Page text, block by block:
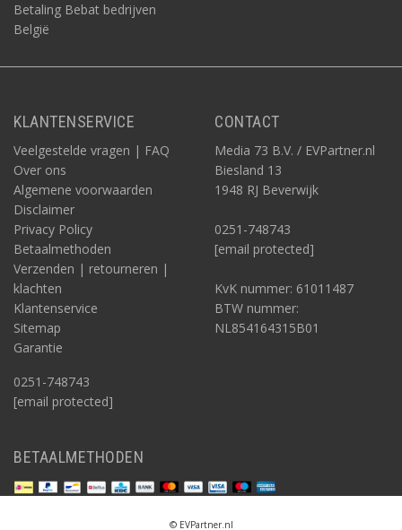
Betaling Bebat bedrijven
België
KLANTENSERVICE
Veelgestelde vragen | FAQ
Over ons
Algemene voorwaarden
Disclaimer
Privacy Policy
Betaalmethoden
Verzenden | retourneren |
klachten
Klantenservice
Sitemap
Garantie
0251-748743
[email protected]
CONTACT
Media 73 B.V. / EVPartner.nl
Biesland 13
1948 RJ Beverwijk
0251-748743
[email protected]
KvK nummer: 61011487
BTW nummer:
NL854164315B01
BETAALMETHODEN
© EVPartner.nl